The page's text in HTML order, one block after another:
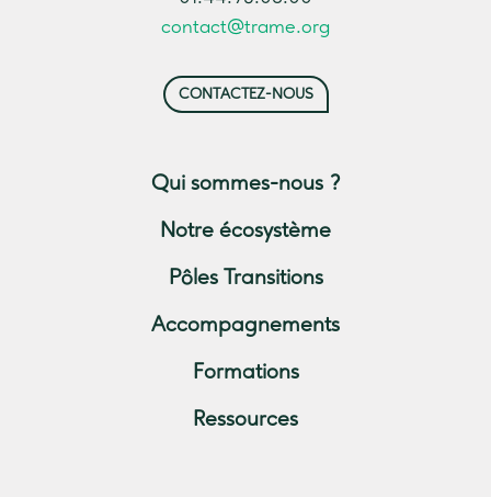
contact@trame.org
CONTACTEZ-NOUS
Qui sommes-nous ?
Notre écosystème
Pôles Transitions
Accompagnements
Formations
Ressources